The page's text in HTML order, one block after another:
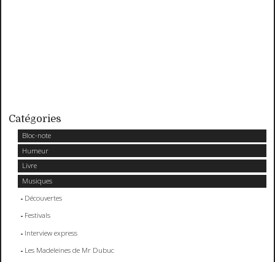
Catégories
Bloc-note
Humeur
Livre
Musiques
Découvertes
Festivals
Interview express
Les Madeleines de Mr Dubuc